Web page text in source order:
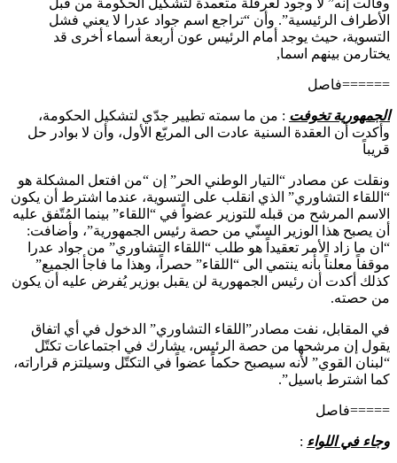
الأطراف الرئيسية”. وأن “تراجع اسم جواد عدرا لا يعني فشل
التسوية، حيث يوجد أمام الرئيس عون أربعة أسماء أخرى قد
يختارمن بينهم اسما,
======فاصل
الجمهورية تخوفت : من ما سمته تطيير جدّي لتشكيل الحكومة،
وأكدت أن العقدة السنية عادت الى المربّع الأول، وأن لا بوادر حل
قريباً
ونقلت عن مصادر “التيار الوطني الحر” إن “من افتعل المشكلة هو
“اللقاء التشاوري” الذي انقلب على التسوية، عندما اشترط أن يكون
الاسم المرشح من قبله للتوزير عضواً في “اللقاء” بينما المُتّفق عليه
أن يصبح هذا الوزير السنّي من حصة رئيس الجمهورية”، وأضافت:
“ان ما زاد الأمر تعقيداً هو طلب “اللقاء التشاوري” من جواد عدرا
موقفاً معلناً بأنه ينتمي الى “اللقاء” حصراً، وهذا ما فاجأ الجميع”
كذلك أكدت أن رئيس الجمهورية لن يقبل بوزير يُفرض عليه أن يكون
من حصته.
في المقابل، نفت مصادر”اللقاء التشاوري” الدخول في أي اتفاق
يقول إن مرشحها من حصة الرئيس، يشارك في اجتماعات تكتّل
“لبنان القوي” لأنه سيصبح حكماً عضواً في التكتّل وسيلتزم قراراته،
كما اشترط باسيل”.
=====فاصل
وجاء في اللواء :